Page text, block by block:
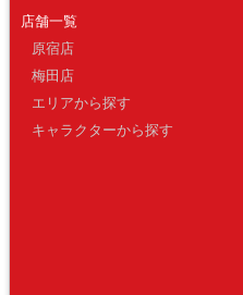
店舗一覧
原宿店
梅田店
エリアから探す
キャラクターから探す